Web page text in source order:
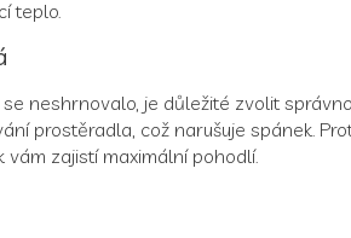
teplo.
neshrnovalo, je důležité zvolit
prostěradla, což narušuje spánek.
zajistí maximální pohodlí.